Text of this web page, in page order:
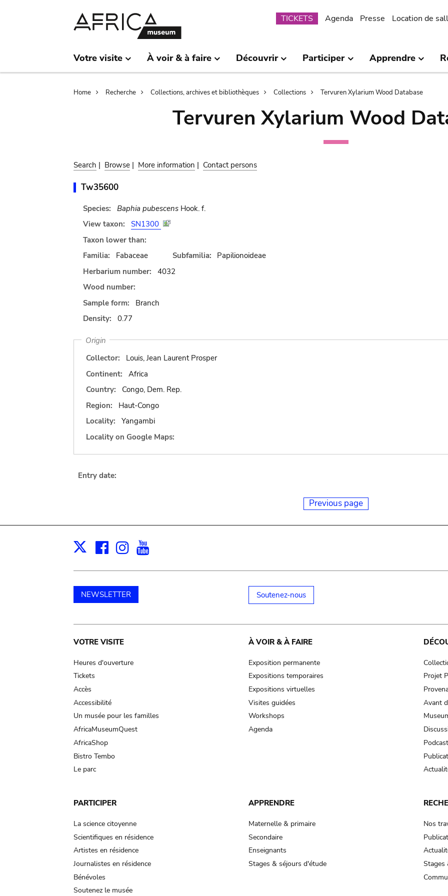
Submenu
TICKETS Agenda Presse Location de
Votre visite À voir & à faire Découvrir Participer Apprendre
Breadcrumb
Home Recherche Collections, archives et bibliothèques Collections Tervuren Xylarium Wood Database
Tervuren Xylarium Wood
Search | Browse | More information | Contact persons
Tw35600
Species: Baphia pubescensHook. f.
View taxon:
SN1300
Taxon lower than:
Familia:
Fabaceae Subfamilia:
Papilionoideae
Herbarium number:
4032
Wood number:
Sample form:
Branch
Density:
0.77
Origin
Collector:
Louis, Jean Laurent Prosper
Continent:
Africa
Country:
Congo, Dem. Rep.
Region:
Haut-Congo
Locality:
Yangambi
Locality on Google Maps:
Entry date:
Previous page
X Facebook
Instagram
NEWSLETTER Soutenez-nous
Main
navigation
VOTRE VISITE
Heures d'ouverture
Tickets
Accès
Accessibilité
Un musée pour les familles
AfricaMuseumQuest
AfricaShop
Bistro Tembo
Le parc
À VOIR & À FAIRE
Exposition permanente
Expositions temporaires
Expositions virtuelles
Visites guidées
Workshops
Agenda
Projet
Avant
PARTICIPER
La science citoyenne
Scientifiques en résidence
Artistes en résidence
Journalistes en résidence
Bénévoles
Soutenez le musée
APPRENDRE
Maternelle & primaire
Secondaire
Enseignants
Stages & séjours d'étude
Nos
Stages